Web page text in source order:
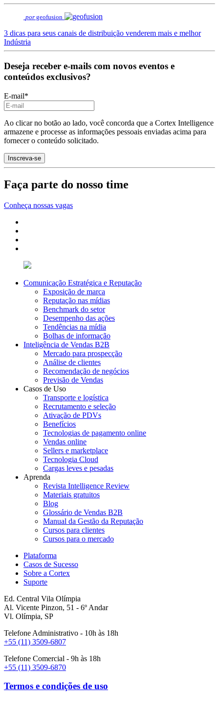
por geofusion
3 dicas para seus canais de distribuição venderem mais e melhor
Indústria
Deseja receber e-mails com novos eventos e
conteúdos exclusivos?
E-mail*
Ao clicar no botão ao lado, você concorda que a Cortex Intelligence
armazene e processe as informações pessoais enviadas acima para
fornecer o conteúdo solicitado.
Faça parte do nosso time
Conheça nossas vagas
Comunicação Estratégica e Reputação
Exposição de marca
Reputação nas mídias
Benchmark do setor
Desempenho das ações
Tendências na mídia
Bolhas de informação
Inteligência de Vendas B2B
Mercado para prospecção
Análise de clientes
Recomendação de negócios
Previsão de Vendas
Casos de Uso
Transporte e logística
Recrutamento e seleção
Ativação de PDVs
Benefícios
Tecnologias de pagamento online
Vendas online
Sellers e marketplace
Tecnologia Cloud
Cargas leves e pesadas
Aprenda
Revista Intelligence Review
Materiais gratuitos
Blog
Glossário de Vendas B2B
Manual da Gestão da Reputação
Cursos para clientes
Cursos para o mercado
Plataforma
Casos de Sucesso
Sobre a Cortex
Suporte
Ed. Central Vila Olímpia
Al. Vicente Pinzon, 51 - 6º Andar
Vl. Olímpia, SP
Telefone Administrativo - 10h às 18h
+55 (11) 3509-6807
Telefone Comercial - 9h às 18h
+55 (11) 3509-6870
Termos e condições de uso